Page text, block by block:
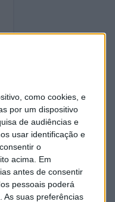
como cookies, e
por um dispositivo
de audiências e
usar identificação e
o
acima. Em
antes de consentir
pessoais poderá
As suas preferências